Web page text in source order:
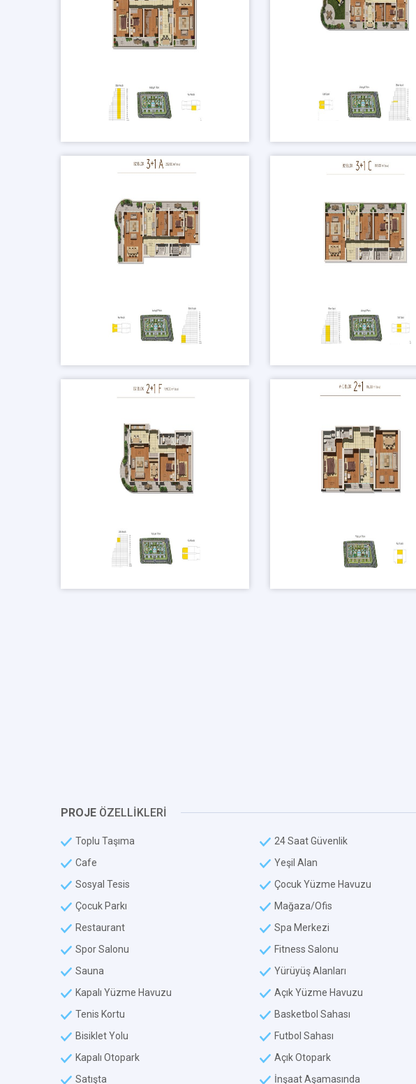
PROJE ÖZELLİKLERİ
Toplu Taşıma
24 Saat Güvenlik
Cafe
Yeşil Alan
Sosyal Tesis
Çocuk Yüzme Havuzu
Çocuk Parkı
Mağaza/Ofis
Restaurant
Spa Merkezi
Spor Salonu
Fitness Salonu
Sauna
Yürüyüş Alanları
Kapalı Yüzme Havuzu
Açık Yüzme Havuzu
Tenis Kortu
Basketbol Sahası
Bisiklet Yolu
Futbol Sahası
Kapalı Otopark
Açık Otopark
Satışta
İnşaat Aşamasında